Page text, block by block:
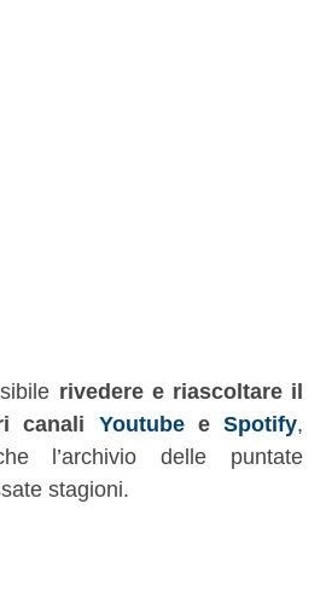
rivedere e riascoltare il
canali Youtubee Spotify,
l’archivio delle puntate
stagioni.